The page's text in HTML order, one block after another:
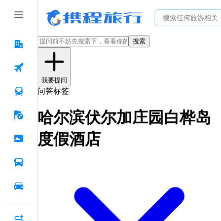
搜索
我要提问
问答标签
哈尔滨伏尔加庄园白桦岛
度假酒店